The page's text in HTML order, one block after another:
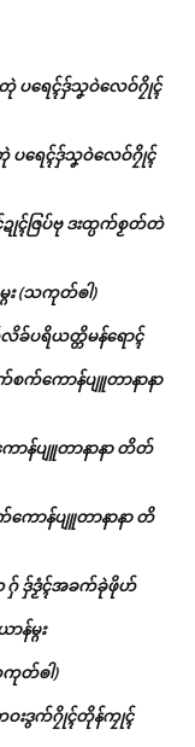
ပရေၚ်ဒှ်သၞဝဲလေဝ်ဂၠိုၚ်
ရေၚ်ဒှ်သၞဝဲလေဝ်ဂၠိုၚ်
ၚ်ဇြပ်ဗု ဒးထ္ပက်စၟတ်တဲ
(သကုတ်ၜါ)
ပရိယတ္တိမန်ရောၚ်
က်ကောန်ပျူတာနာနာ
ာန်ပျူတာနာနာ တိတ်
ောန်ပျူတာနာနာ တိ
၀ ဂှ် ဒှ်ဒၟံၚ်အခက်ခုဲဖိုဟ်
မ္ဂး
တ်ၜါ)
းဒွက်ဂၠိုၚ်တိုန်ကၠုၚ်